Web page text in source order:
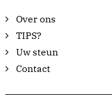
Over ons
TIPS?
Uw steun
Contact